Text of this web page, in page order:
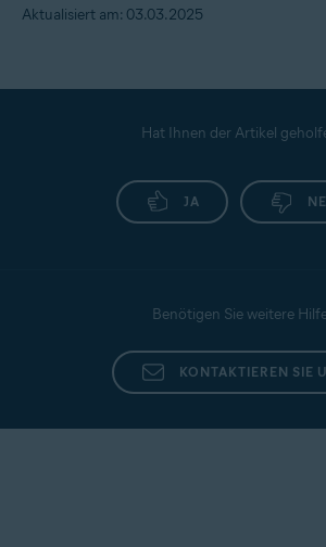
Aktualisiert am: 03.03.2025
Hat Ihnen der Artikel
JA
Benötigen Sie weitere
KONTAKTIEREN SIE